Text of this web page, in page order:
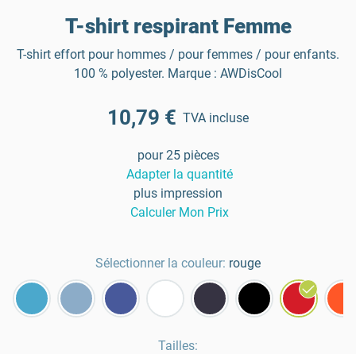
T-shirt respirant Femme
T-shirt effort pour hommes / pour femmes / pour enfants.
100 % polyester. Marque : AWDisCool
10,79 € TVA incluse
pour 25 pièces
Adapter la quantité
plus impression
Calculer Mon Prix
Sélectionner la couleur: rouge
Tailles: